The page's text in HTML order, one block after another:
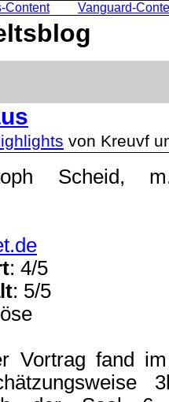
Content Vanguard-
von Kreuvf
Scheid,
: 4/5
: 5/5
Vortrag fand